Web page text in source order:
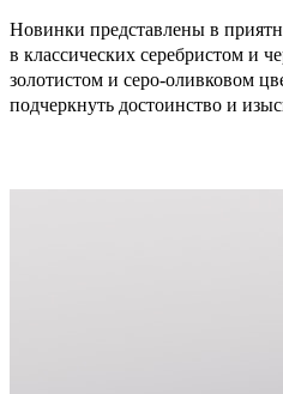
Новинки представлены в
в классических серебристом и
золотистом и серо-оливковом
подчеркнуть достоинство и